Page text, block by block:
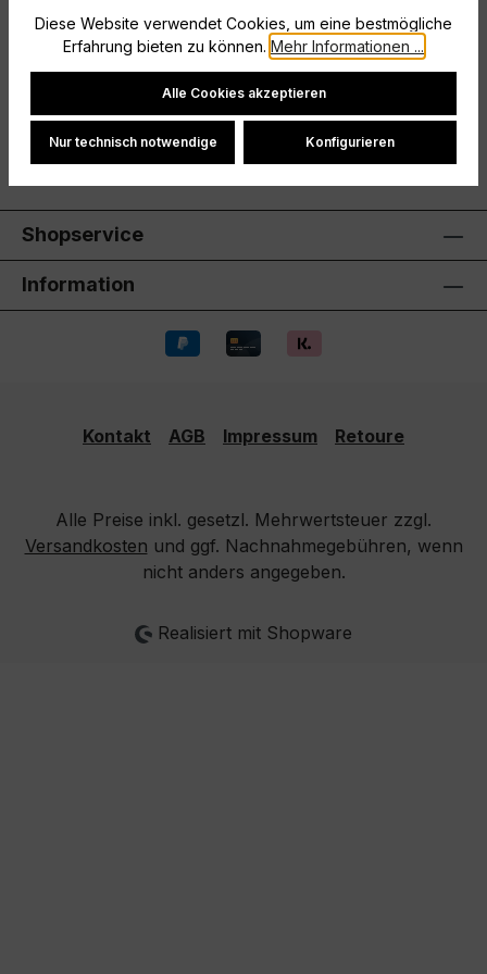
angesagten Fußballstyle. Es ist…Mehr
Hersteller
Bewertungen
Shopservice
Information
Kontakt AGB Impressum Retoure
Alle Preise inkl. gesetzl. Mehrwertsteuer zzgl.
Versandkosten und ggf. Nachnahmegebühren, wenn
nicht anders angegeben.
Realisiert mit Shopware
Diese Website verwendet Cookies, um eine bestmögliche
Erfahrung bieten zu können. Mehr Informationen ...
Cookie-Einstellungen
Alle Cookies akzeptieren
Nur technisch notwendige Konfigurieren